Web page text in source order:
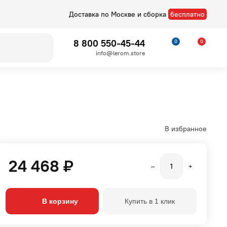
Доставка по Москве и сборка бесплатно
Стелла
Детские
8 800 550-45-44
info@lerom.store
0 0
В избранное
24 468 ₽ – +
В корзину Купить в 1 клик